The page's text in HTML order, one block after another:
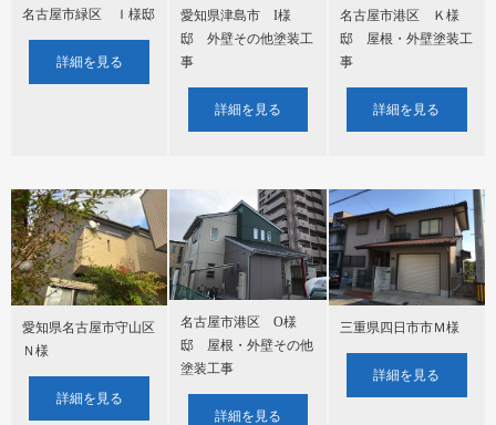
名古屋市緑区 Ｉ様邸
詳細を見る
愛知県津島市 I様
邸 外壁その他塗装工
事
詳細を見る
名古屋市港区 Ｋ様
邸 屋根・外壁塗装工
事
詳細を見る
愛知県名古屋市守山区
Ｎ様
詳細を見る
名古屋市港区 O様
邸 屋根・外壁その他
塗装工事
詳細を見る
三重県四日市市Ｍ様
詳細を見る